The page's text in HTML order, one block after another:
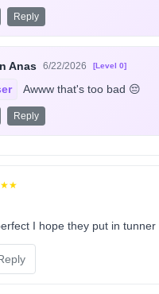
Reply
Anas 6/22/2026 [Level 0]
Awww that's too bad 😔
Reply
I hope they put in